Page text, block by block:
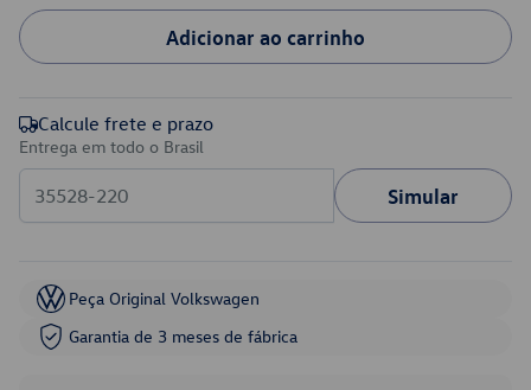
Adicionar ao carrinho
Calcule frete e prazo
Entrega em todo o Brasil
Simular
Peça Original Volkswagen
Garantia de 3 meses de fábrica